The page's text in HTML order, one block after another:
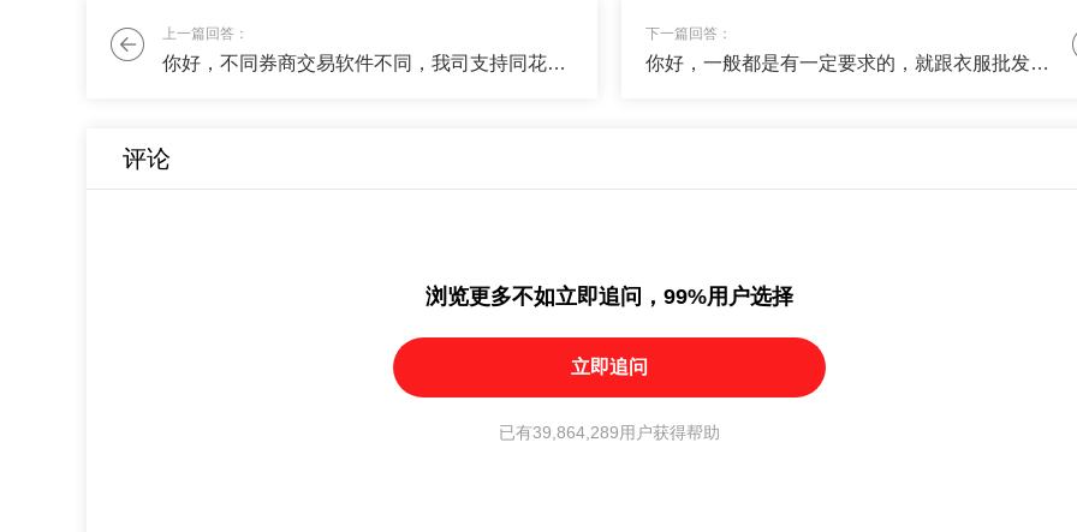
上一篇回答：
你好，不同券商交易软件不同，我司支持同花顺大智慧通达信，有需要可以联系我办理哦
下一篇回答：
你好，一般都是有一定要求的，就跟衣服批发一样的道理，我司佣金公道有需求欢迎联系我办理
评论
浏览更多不如立即追问，99%用户选择
立即追问
已有39,864,289用户获得帮助